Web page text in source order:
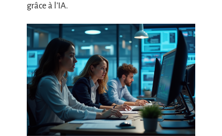
grâce à l’IA.